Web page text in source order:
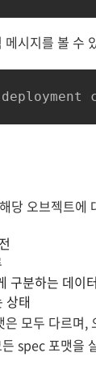
시지를 볼 수
당 오브젝트
분하는 데이
상태
모두 다르며
spec 포맷을